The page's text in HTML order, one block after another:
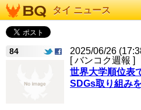
タイ ニュース
84
2025/06/26
[ バンコク週報 ]
世界大学順位表
SDGs取り組み